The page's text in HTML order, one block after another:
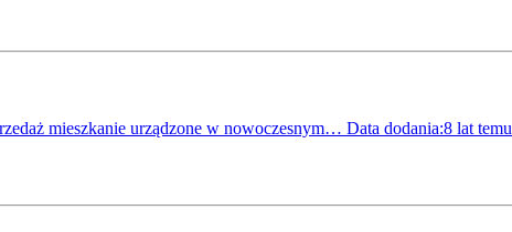
mieszkanie urządzone w nowoczesnym… Data dodania:8 lat temu